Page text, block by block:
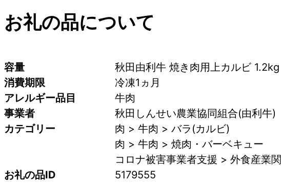
お礼の品について
容量
秋田由利牛 焼き肉用上カルビ
消費期限
冷凍1ヵ月
アレルギー品目
牛肉
事業者
秋田しんせい農業協同組合(由利牛)
カテゴリー
肉 > 牛肉 > バラ(カルビ)
肉 > 牛肉 > 焼肉・バーベキュー
コロナ被害事業者支援 > 外食産業
お礼の品ID
5179555